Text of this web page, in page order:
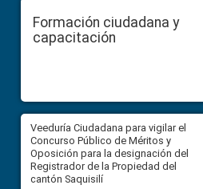
Formación ciudadana y
capacitación
Veeduría Ciudadana para vigilar el
Concurso Público de Méritos y
Oposición para la designación del
Registrador de la Propiedad del
cantón Saquisilí